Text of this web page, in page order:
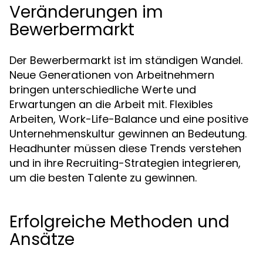
Veränderungen im
Bewerbermarkt
Der Bewerbermarkt ist im ständigen Wandel.
Neue Generationen von Arbeitnehmern
bringen unterschiedliche Werte und
Erwartungen an die Arbeit mit. Flexibles
Arbeiten, Work-Life-Balance und eine positive
Unternehmenskultur gewinnen an Bedeutung.
Headhunter müssen diese Trends verstehen
und in ihre Recruiting-Strategien integrieren,
um die besten Talente zu gewinnen.
Erfolgreiche Methoden und
Ansätze